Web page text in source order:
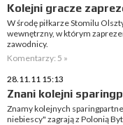
Kolejni gracze
W środę piłkarze Stomilu
wewnętrzny, w którym
zawodnicy.
Komentarzy: 5 »
28.11.11 15:13
Znani kolejni
Znamy kolejnych
niebiescy" zagrają z Polonią